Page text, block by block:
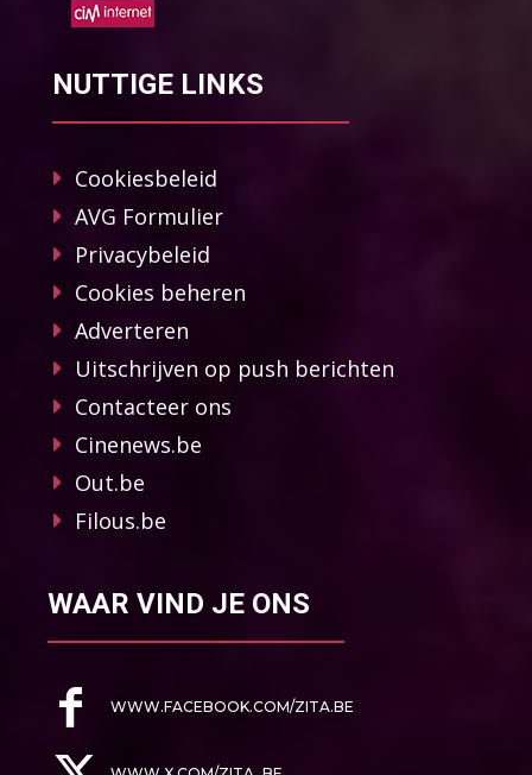
NUTTIGE LINKS
Cookiesbeleid
AVG Formulier
Privacybeleid
Cookies beheren
Adverteren
Uitschrijven op push berichten
Contacteer ons
Cinenews.be
Out.be
Filous.be
WAAR VIND JE ONS
WWW.FACEBOOK.COM/ZITA.BE